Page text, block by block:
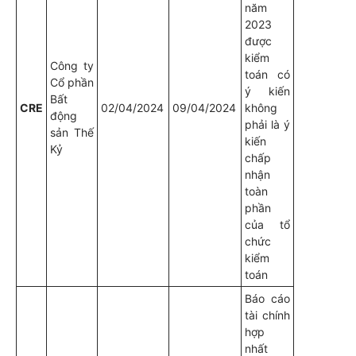
CRE
Công ty
Cổ phần
Bất
động
sản Thế
Kỷ
02/04/2024 09/04/2024
năm
2023
được
kiểm
toán có
ý kiến
không
phải là ý
kiến
chấp
nhận
toàn
phần
của tổ
chức
kiểm
toán
Báo cáo
tài chính
hợp
nhất